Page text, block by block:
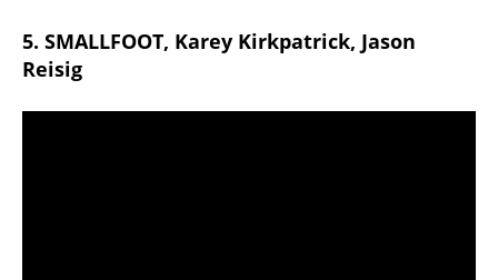
5. SMALLFOOT, Karey Kirkpatrick, Jason
Reisig